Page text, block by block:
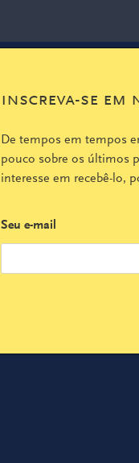
inscreva-se
De tempos em tempos
pouco sobre os últimos
interesse em recebê-lo,
Seu e-mail